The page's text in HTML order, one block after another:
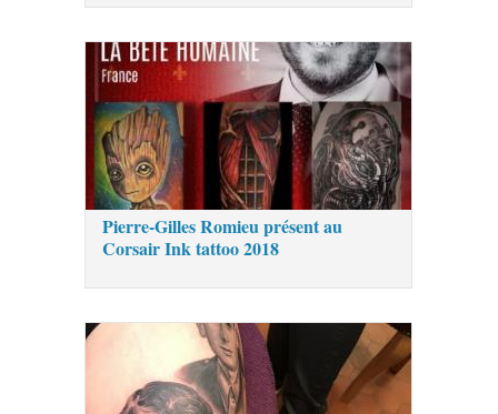
Pierre-Gilles Romieu présent au
Corsair Ink tattoo 2018